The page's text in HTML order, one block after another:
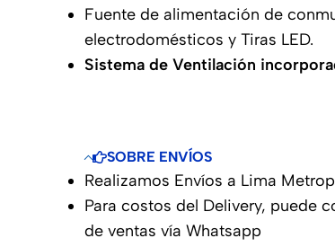
Fuente de alimentación de
electrodomésticos y Tiras LED.
Sistema de Ventilación
SOBRE ENVÍOS
Realizamos Envíos a Lima
Para costos del Delivery, puede
de ventas vía Whatsapp